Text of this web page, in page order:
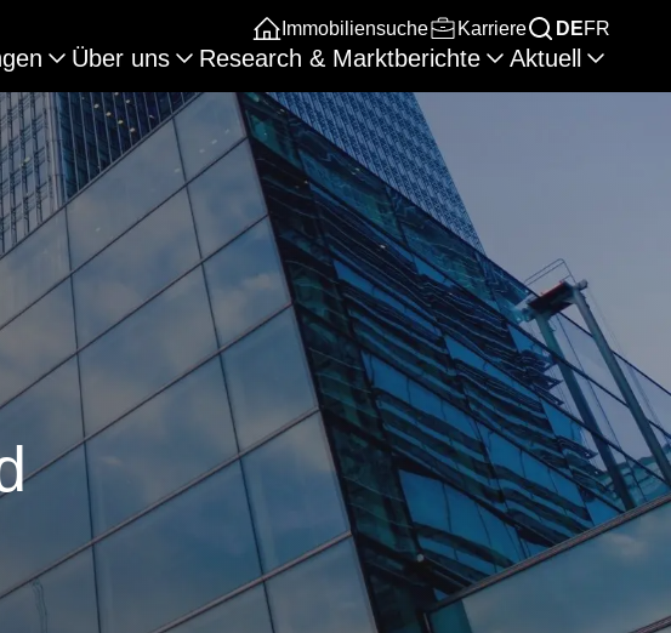
Immobiliensuche Karriere DEFR
Über uns Research & Marktberichte Aktuell